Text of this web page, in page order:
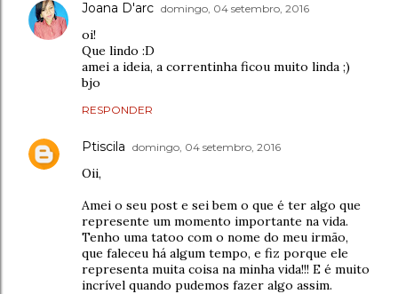
Joana D'arc domingo, 04 setembro, 2016
oi!
Que lindo :D
amei a ideia, a correntinha ficou muito linda ;)
bjo
RESPONDER
Ptiscila domingo, 04 setembro, 2016
Oii,
Amei o seu post e sei bem o que é ter algo que
represente um momento importante na vida.
Tenho uma tatoo com o nome do meu irmão,
que faleceu há algum tempo, e fiz porque ele
representa muita coisa na minha vida!!! E é muito
incrível quando pudemos fazer algo assim.